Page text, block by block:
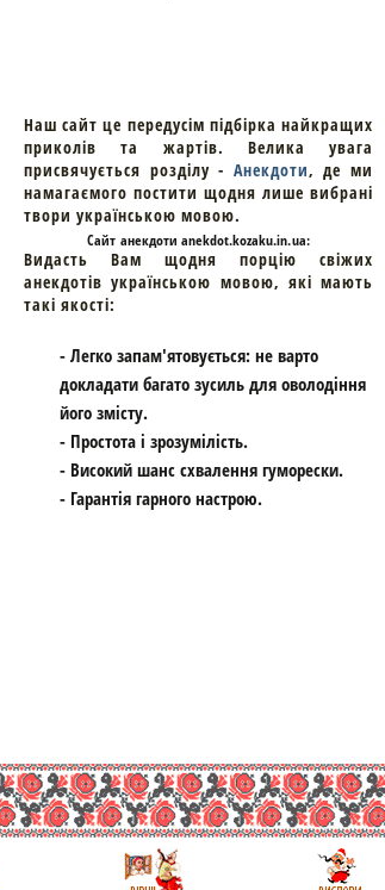
Наш сайт це передусім підбірка найкращих
приколів та жартів. Велика увага
присвячується розділу - Анекдоти, де ми
намагаємого постити щодня лише вибрані
твори українською мовою.
Cайт анекдоти anekdot.kozaku.in.ua:
Видасть Вам щодня порцію свіжих
анекдотів українською мовою, які мають
такі якості:
- Легко запам'ятовується: не варто
докладати багато зусиль для оволодіння
його змісту.
- Простота і зрозумілість.
- Високий шанс схвалення гуморески.
- Гарантія гарного настрою.